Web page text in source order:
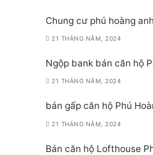
Chung cư phú hoàng
21 THÁNG NĂM, 2024
Ngộp bank bán căn hộ
21 THÁNG NĂM, 2024
bán gấp căn hộ Phú
21 THÁNG NĂM, 2024
Bán căn hộ Lofthouse